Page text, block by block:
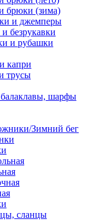
брюки (зима)
и джемперы
безрукавки
и рубашки
капри
трусы
шарфы
Зимний бег
сланцы